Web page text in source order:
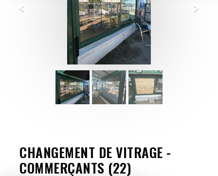
CHANGEMENT DE VITRAGE -
COMMERÇANTS (22)